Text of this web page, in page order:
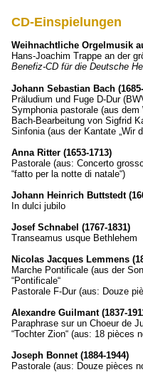
CD-Einspielungen
Weihnachtliche Orgelmusik
Hans-Joachim Trappe an der
Benefiz-CD für die Deutsche
Johann Sebastian Bach
Präludium und Fuge D-Dur
Symphonia pastorale (aus
Bach-Bearbeitung von Sigfrid
Sinfonia (aus der Kantate „Wir
Anna Ritter (1653-1713)
Pastorale (aus: Concerto
“fatto per la notte di natale“)
Johann Heinrich Buttstedt
In dulci jubilo
Josef Schnabel (1767-1831)
Transeamus usque Bethlehem
Nicolas Jacques Lemmens
Marche Pontificale (aus der
“Pontificale“
Pastorale F-Dur (aus: Douze
Alexandre Guilmant (1837-
Paraphrase sur un Choeur de
“Tochter Zion“ (aus: 18 pièces
Joseph Bonnet (1884-1944)
Pastorale (aus: Douze pièces